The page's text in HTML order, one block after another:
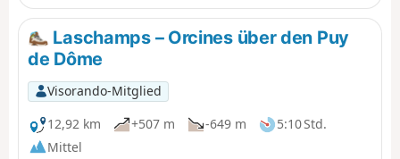
Laschamps – Orcines über den Puy
de Dôme
Visorando-Mitglied
12,92 km
+507 m -649 m
5:10 Std.
Mittel